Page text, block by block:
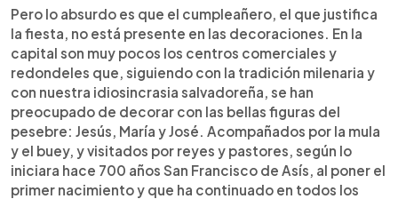
Pero lo absurdo es que el cumpleañero, el que justifica
la fiesta, no está presente en las decoraciones. En la
capital son muy pocos los centros comerciales y
redondeles que, siguiendo con la tradición milenaria y
con nuestra idiosincrasia salvadoreña, se han
preocupado de decorar con las bellas figuras del
pesebre: Jesús, María y José. Acompañados por la mula
y el buey, y visitados por reyes y pastores, según lo
iniciara hace 700 años San Francisco de Asís, al poner el
primer nacimiento y que ha continuado en todos los